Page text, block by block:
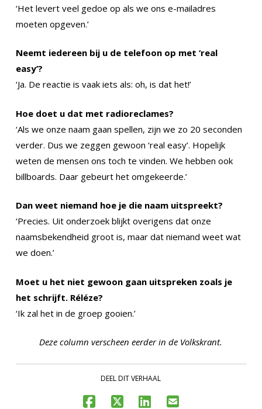
‘Het levert veel gedoe op als we ons e-mailadres
moeten opgeven.’
Neemt iedereen bij u de telefoon op met ‘real
easy’?
‘Ja. De reactie is vaak iets als: oh, is dat het!’
Hoe doet u dat met radioreclames?
‘Als we onze naam gaan spellen, zijn we zo 20 seconden
verder. Dus we zeggen gewoon ‘real easy’. Hopelijk
weten de mensen ons toch te vinden. We hebben ook
billboards. Daar gebeurt het omgekeerde.’
Dan weet niemand hoe je die naam uitspreekt?
‘Precies. Uit onderzoek blijkt overigens dat onze
naamsbekendheid groot is, maar dat niemand weet wat
we doen.’
Moet u het niet gewoon gaan uitspreken zoals je
het schrijft. Réléze?
‘Ik zal het in de groep gooien.’
Deze column verscheen eerder in de Volkskrant.
DEEL DIT VERHAAL